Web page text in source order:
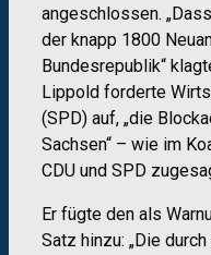
angeschlossen.
der knapp 1800
Bundesrepublik“
Lippold forderte
(SPD) auf, „die
Sachsen“ – wie im
CDU und SPD
Er fügte den als
Satz hinzu: „Die